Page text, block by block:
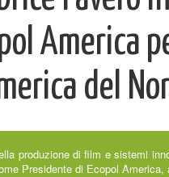
America
del
produzione di film e sistemi
Presidente di Ecopol America,